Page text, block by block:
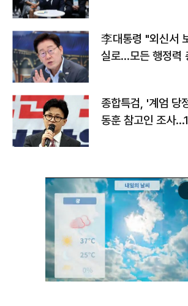
李대통령 "외신서
실로…모든 행정력
종합특검, '계엄 당
동훈 참고인 조사